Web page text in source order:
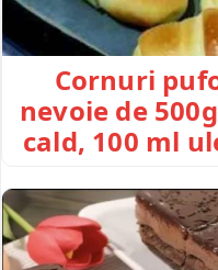
Cornuri
nevoie de
cald, 100 ml